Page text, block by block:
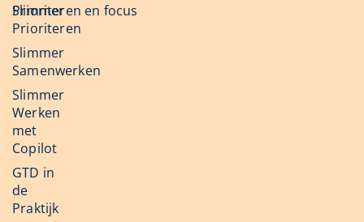
Slimmer
Prioriteren
Slimmer
Samenwerken
Slimmer
Werken
met
Copilot
GTD in
de
Praktijk
Prioriteren en focus